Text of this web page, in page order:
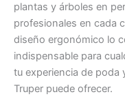
plantas y árboles en
profesionales en cada
diseño ergonómico lo
indispensable para
tu experiencia de poda
Truper puede ofrecer.